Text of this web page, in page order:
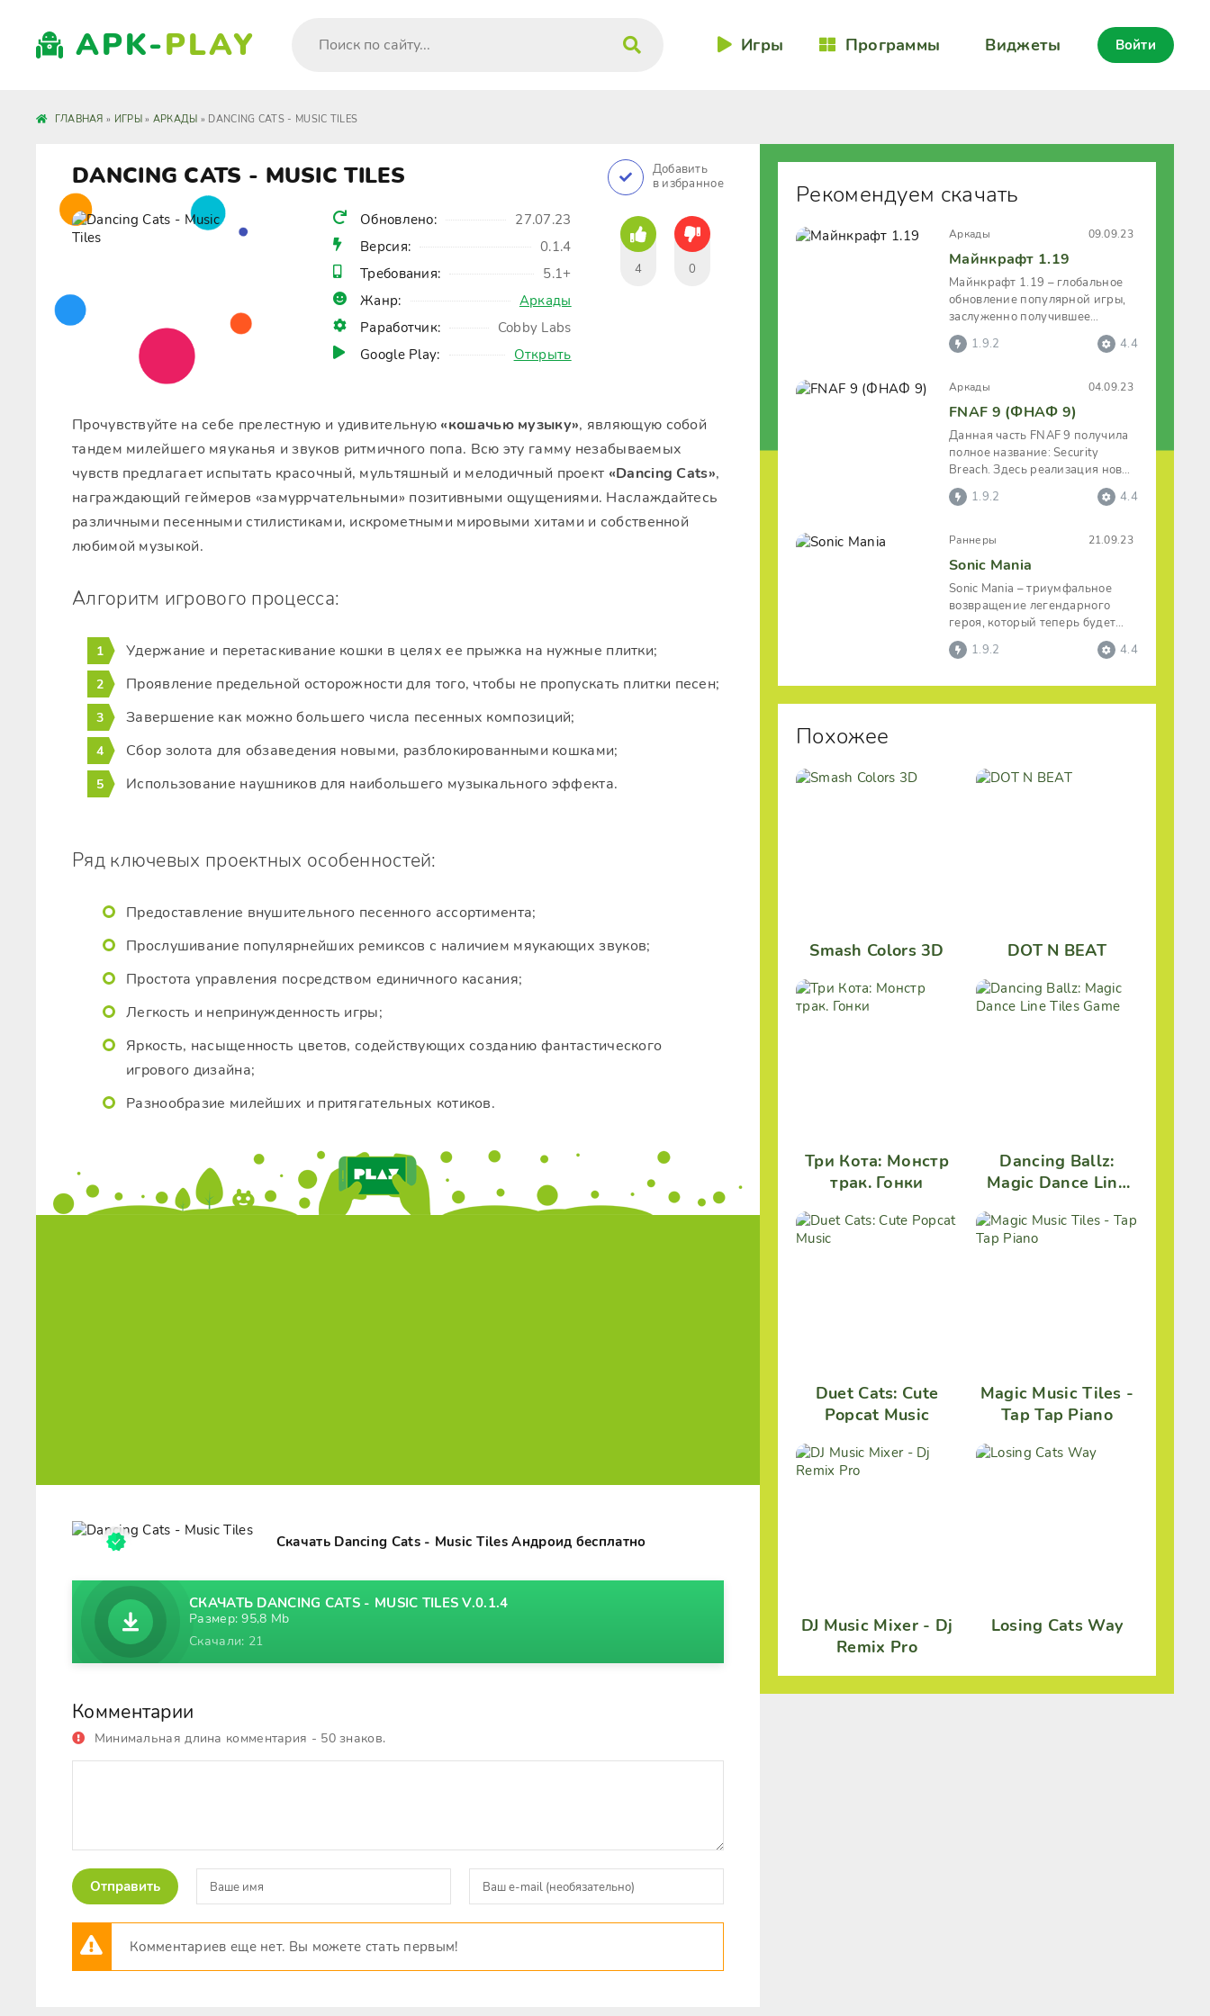
APK-PLAY Игры Программы Виджеты Войти
ГЛАВНАЯ » ИГРЫ» АРКАДЫ » DANCING CATS - MUSIC TILES
DANCING CATS - MUSIC TILES
Обновлено:
27.07.23
Версия:
0.1.4
Требования:
5.1+
Жанр:
Аркады
Раработчик:
Cobby Labs
Google Play:
Открыть
Добавить
в избранное
4 0
Прочувствуйте на себе прелестную и удивительную «кошачью музыку», являющую собой
тандем милейшего мяуканья и звуков ритмичного попа. Всю эту гамму незабываемых
чувств предлагает испытать красочный, мультяшный и мелодичный проект «Dancing Cats»,
награждающий геймеров «замуррчательными» позитивными ощущениями. Наслаждайтесь
различными песенными стилистиками, искрометными мировыми хитами и собственной
любимой музыкой.
Алгоритм игрового процесса:
Удержание и перетаскивание кошки в целях ее прыжка на нужные плитки;
Проявление предельной осторожности для того, чтобы не пропускать плитки песен;
Завершение как можно большего числа песенных композиций;
Сбор золота для обзаведения новыми, разблокированными кошками;
Использование наушников для наибольшего музыкального эффекта.
Ряд ключевых проектных особенностей:
Предоставление внушительного песенного ассортимента;
Прослушивание популярнейших ремиксов с наличием мяукающих звуков;
Простота управления посредством единичного касания;
Легкость и непринужденность игры;
Яркость, насыщенность цветов, содействующих созданию фантастического
игрового дизайна;
Разнообразие милейших и притягательных котиков.
Скачать Dancing Cats - Music Tiles Андроид бесплатно
СКАЧАТЬ DANCING CATS - MUSIC TILES V.0.1.4
Размер: 95,8 Mb
Скачали: 21
Комментарии
Минимальная длина комментария - 50 знаков.
Отправить
Комментариев еще нет. Вы можете стать первым!
Рекомендуем скачать
Аркады 09.09.23
Майнкрафт 1.19
Майнкрафт 1.19 – глобальное
обновление популярной игры,
заслуженно получившее
название «Дикого обновления».
Новая1.9.2 4.4
Аркады 04.09.23
FNAF 9 (ФНАФ 9)
Данная часть FNAF 9 получила
полное название: Security
Breach. Здесь реализация новых
локаций будет осуществляться в
1.9.2 4.4
Раннеры 21.09.23
Sonic Mania
Sonic Mania – триумфальное
возвращение легендарного
героя, который теперь будет
развивать головокружительную
скорость и
1.9.2 4.4
Похожее
Smash Colors 3D DOT N BEAT
Три Кота: Монстр
трак. Гонки
Dancing Ballz:
Magic Dance Line
Duet Cats: Cute
Popcat Music
Magic Music Tiles -
Tap Tap Piano
DJ Music Mixer - Dj
Remix Pro
Losing Cats Way